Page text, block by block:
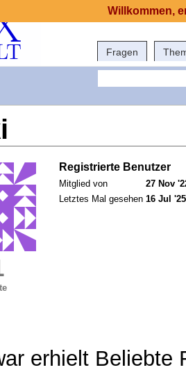
Fragen
Registrierte Benutzer
Mitglied von
27 Nov
Letztes Mal gesehen 16 Jul
erhielt Beliebte
Willkommen,